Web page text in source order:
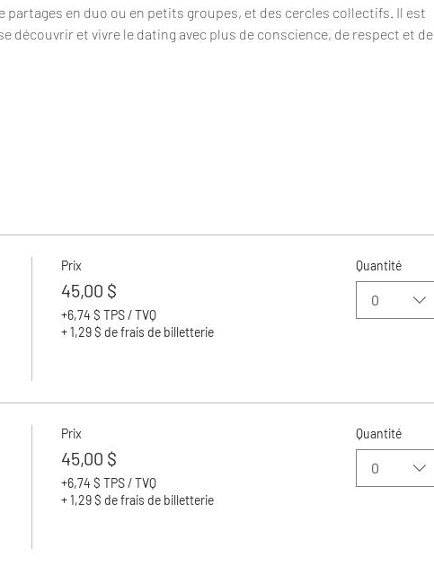
en duo ou en petits groupes, et des cercles collectifs. Il est
et vivre le dating avec plus de conscience, de respect et de
Prix
45,00 $
+6,74 $ TPS / TVQ
+ 1,29 $ de frais de billetterie
Quantité
0
Prix
45,00 $
+6,74 $ TPS / TVQ
+ 1,29 $ de frais de billetterie
Quantité
0